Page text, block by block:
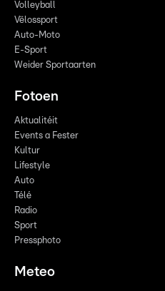
Volleyball
Vëlossport
Auto-Moto
E-Sport
Weider Sportaarten
Fotoen
Aktualitéit
Events a Fester
Kultur
Lifestyle
Auto
Télé
Radio
Sport
Pressphoto
Meteo